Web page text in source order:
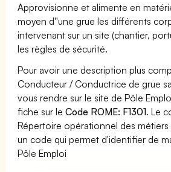
Approvisionne et alimente en
moyen d''une grue les différents
intervenant sur un site (chantier,
les règles de sécurité.
Pour avoir une description plus
Conducteur / Conductrice de grue
vous rendre sur le site de Pôle
fiche sur leCode ROME: F1301. Le
Répertoire opérationnel des
un code qui permet d'identifier de
Pôle Emploi